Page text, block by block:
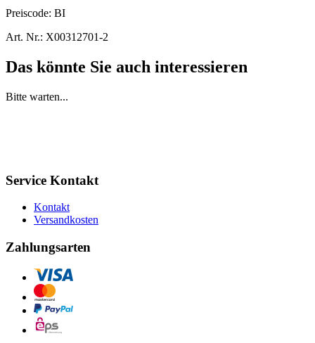
Preiscode: BI
Art. Nr.: X00312701-2
Das könnte Sie auch interessieren
Bitte warten...
Service Kontakt
Kontakt
Versandkosten
Zahlungsarten